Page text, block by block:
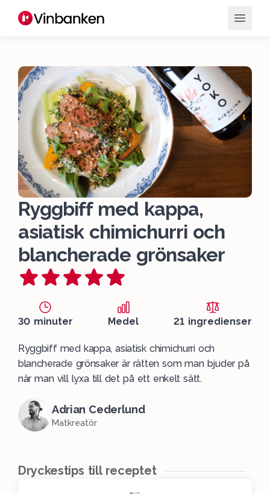
Ryggbiff med kappa,
asiatisk chimichurri och
blancherade grönsaker
30 minuter Medel 21 ingredienser
Ryggbiff med kappa, asiatisk chimichurri och
blancherade grönsaker är rätten som man bjuder på
när man vill lyxa till det på ett enkelt sätt.
Adrian Cederlund
Matkreatör
Dryckestips till receptet